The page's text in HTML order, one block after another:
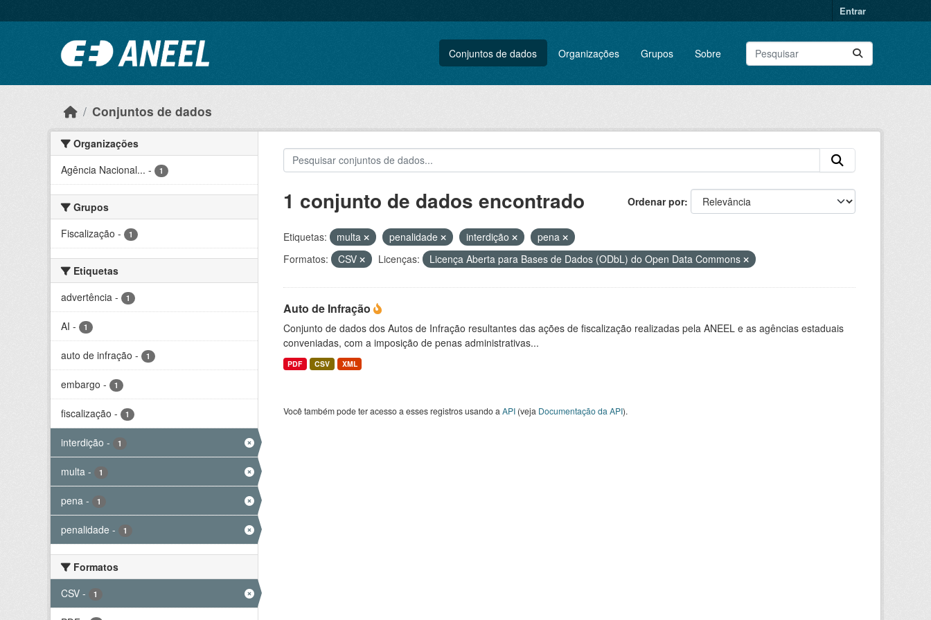
Entrar
Conjuntos de dados Organizações Grupos Sobre
Conjuntos de dados
Organizações
Agência Nacional... - 1
Grupos
Fiscalização - 1
Etiquetas
advertência - 1
AI - 1
auto de infração - 1
embargo - 1
fiscalização - 1
interdição - 1
multa - 1
pena - 1
penalidade - 1
Formatos
CSV - 1
Ordenar por
1 conjunto de dados encontrado
Etiquetas: multa penalidade interdição
pena
Formatos:
CSV Licenças: Licença Aberta para Bases de Dados (ODbL) do Open Data Commons
Auto de Infração
Conjunto de dados dos Autos de Infração resultantes das ações de fiscalização realizadas pela ANEEL e as agências estaduais
conveniadas, com a imposição de penas administrativas...
PDF CSV XML
Você também pode ter acesso a esses registros usando a API(veja Documentação da API).